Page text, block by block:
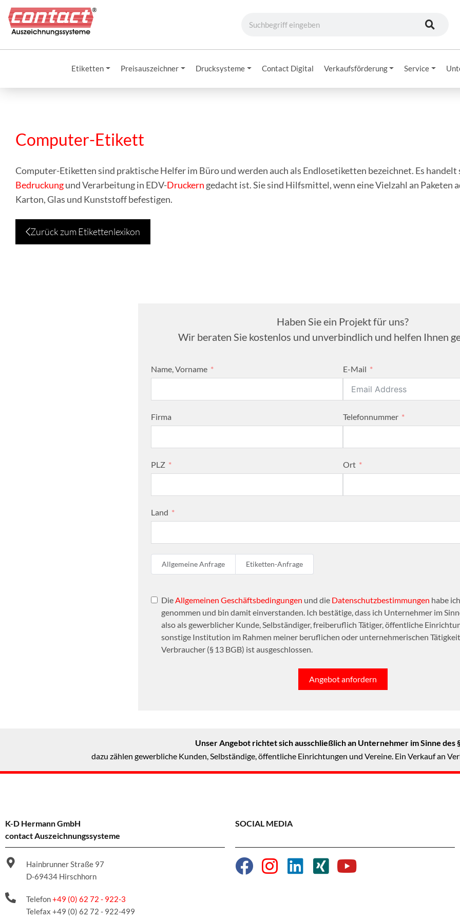
Etiketten Preisauszeichner Drucksysteme Contact Digital Verkaufsförderung Service
Computer-Etikett
Computer-Etiketten sind praktische Helfer im Büro und werden auch als Endlosetiketten bezeichnet. Es
Bedruckungund Verarbeitung in EDV-Druckern gedacht ist. Sie sind Hilfsmittel, wenn eine Vielzahl an Paketen
Karton, Glas und Kunststoff befestigen.
Zurück zum Etikettenlexikon
Haben Sie ein Projekt für uns?
Wir beraten Sie kostenlos und unverbindlich und helfen Ihnen
Name, Vorname E-Mail
Firma Telefonnummer
PLZ Ort
Land
Allgemeine Anfrage Etiketten-Anfrage
Die Allgemeinen Geschäftsbedingungen und die Datenschutzbestimmungen habe
genommen und bin damit einverstanden. Ich bestätige, dass ich Unternehmer im
also als gewerblicher Kunde, Selbständiger, freiberuflich Tätiger, öffentliche
sonstige Institution im Rahmen meiner beruflichen oder unternehmerischen
Verbraucher (§ 13 BGB) ist ausgeschlossen.
Angebot anfordern
Unser Angebot richtet sich ausschließlich an Unternehmer im Sinne des
dazu zählen gewerbliche Kunden, Selbständige, öffentliche Einrichtungen und Vereine. Ein Verkauf an
K-D Hermann GmbH
contact Auszeichnungssysteme
Hainbrunner Straße 97
D-69434 Hirschhorn
Telefon+49 (0) 62 72 - 922-3
Telefax +49 (0) 62 72 - 922-499
SOCIAL MEDIA